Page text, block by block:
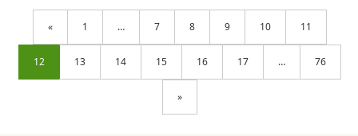
« 1 … 7 8 9 10 11
12 13 14 15 16 17 … 76
»